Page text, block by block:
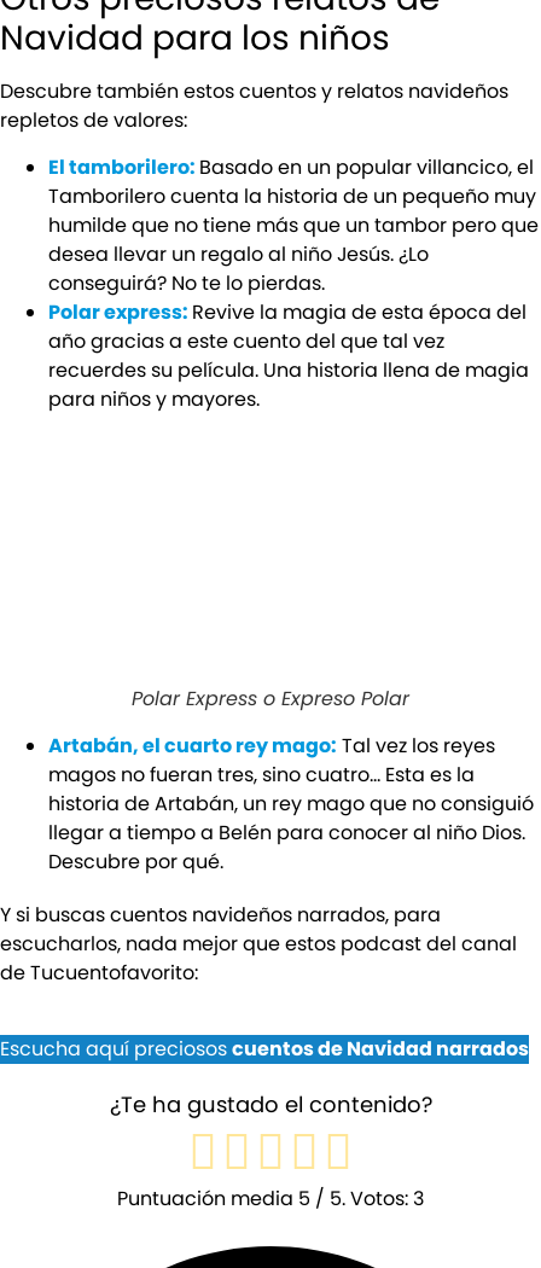
Navidad para los niños
Descubre también estos cuentos y relatos navideños
repletos de valores:
El tamborilero: Basado en un popular villancico, el
Tamborilero cuenta la historia de un pequeño muy
humilde que no tiene más que un tambor pero que
desea llevar un regalo al niño Jesús. ¿Lo
conseguirá? No te lo pierdas.
Polar express: Revive la magia de esta época del
año gracias a este cuento del que tal vez
recuerdes su película. Una historia llena de magia
para niños y mayores.
Polar Express o Expreso Polar
Artabán, el cuarto rey mago: Tal vez los reyes
magos no fueran tres, sino cuatro… Esta es la
historia de Artabán, un rey mago que no consiguió
llegar a tiempo a Belén para conocer al niño Dios.
Descubre por qué.
Y si buscas cuentos navideños narrados, para
escucharlos, nada mejor que estos podcast del canal
de Tucuentofavorito:
Escucha aquí preciososcuentos de Navidad narrados
¿Te ha gustado el contenido?
Puntuación media 5 / 5. Votos: 3